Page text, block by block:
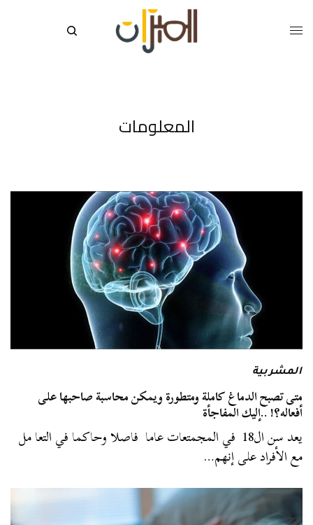
المعلومات
المشربية
متى تصبح الدماغ كاملة ومتطورة ويمكن محاسبة صاحبها على
أفعاله؟! ..إليك المفاجأة
يعد سن ال18 في المجمتعات عاما فاصلا وحاكما في التعا مل
مع الأفراد على إنهم…